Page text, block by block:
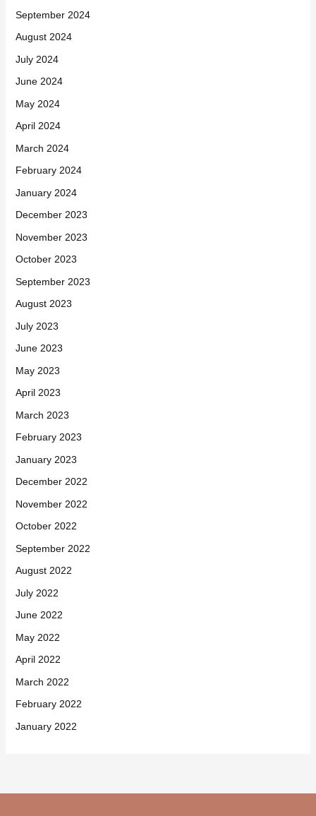
September 2024
August 2024
July 2024
June 2024
May 2024
April 2024
March 2024
February 2024
January 2024
December 2023
November 2023
October 2023
September 2023
August 2023
July 2023
June 2023
May 2023
April 2023
March 2023
February 2023
January 2023
December 2022
November 2022
October 2022
September 2022
August 2022
July 2022
June 2022
May 2022
April 2022
March 2022
February 2022
January 2022